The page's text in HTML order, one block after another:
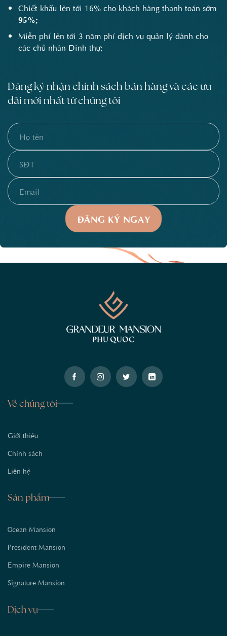
Chiết khấu lên tới 16% cho khách hàng thanh toán sớm
95%;
Miễn phí lên tới 3 năm phí dịch vụ quản lý dành cho
các chủ nhân Dinh thự;
Đăng ký nhận chính sách bán hàng và các ưu
đãi mới nhất từ chúng tôi
Về chúng tôi
Giới thiệu
Chính sách
Liên hệ
Sản phẩm
Ocean Mansion
President Mansion
Empire Mansion
Signature Mansion
Dịch vụ